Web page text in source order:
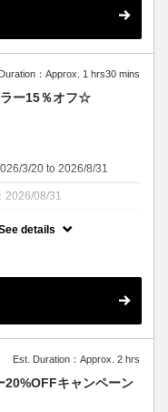
間限定キャンペーンとなり
：Approx. 1 hrs30 mins
ラー15％オフ☆
3/20 to 2026/8/31
2026/08/31
ラーから2ヶ月以内にご
、ヘアカラー施術が2回目
チカラーが15％オフになる
非ご活用下さい☆
ーリングが2ヶ月以内の
details
Est. Duration：Approx. 2 hrs
20%OFFキャンペーン